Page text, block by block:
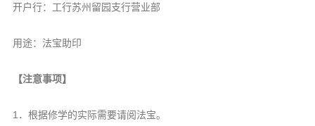
开户行：工行苏州留园支行营业部
用途：法宝助印
【注意事项】
1．根据修学的实际需要请阅法宝。